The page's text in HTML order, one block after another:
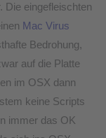
Die eingefleischten
Mac Virus
Bedrohung,
auf die Platte
im OSX dann
keine Scripts
immer das OK